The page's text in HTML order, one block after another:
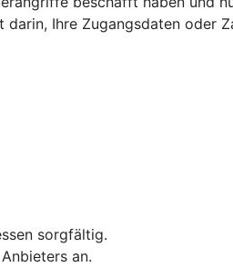
Ihre Zugangsdaten oder
sorgfältig.
an.